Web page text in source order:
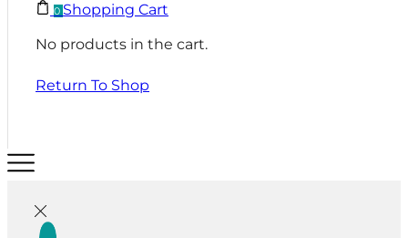
0 Shopping Cart
No products in the cart.
Return To Shop